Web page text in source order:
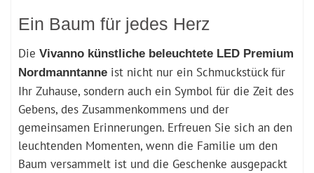
Ein Baum für jedes Herz
Die Vivanno künstliche beleuchtete LED Premium
Nordmanntanne ist nicht nur ein Schmuckstück für
Ihr Zuhause, sondern auch ein Symbol für die Zeit des
Gebens, des Zusammenkommens und der
gemeinsamen Erinnerungen. Erfreuen Sie sich an den
leuchtenden Momenten, wenn die Familie um den
Baum versammelt ist und die Geschenke ausgepackt